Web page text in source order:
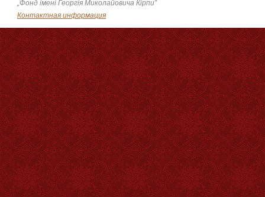
„Фонд імені Георгія Миколайовича Кірпи”
Контактная информация